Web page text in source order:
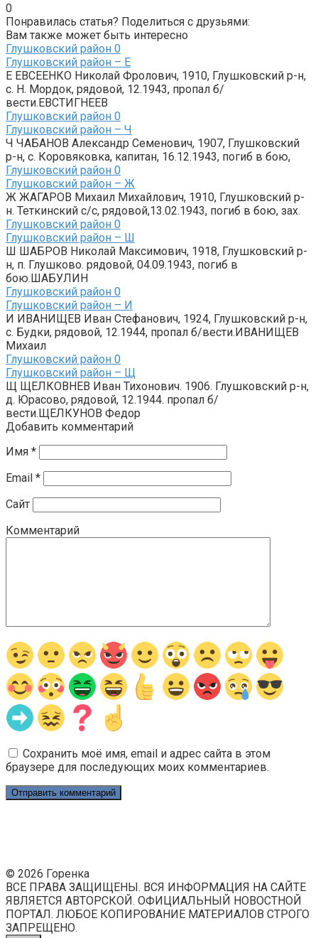
0
Понравилась статья? Поделиться с друзьями:
Вам также может быть интересно
Глушковский район 0
Глушковский район – Е
Е ЕВСЕЕНКО Николай Фролович, 1910, Глушковский р-н,
с. Н. Мордок, рядовой, 12.1943, пропал б/
вести.ЕВСТИГНЕЕВ
Глушковский район 0
Глушковский район – Ч
Ч ЧАБАНОВ Александр Семенович, 1907, Глушковский
р-н, с. Коровяковка, капитан, 16.12.1943, погиб в бою,
Глушковский район 0
Глушковский район – Ж
Ж ЖАГАРОВ Михаил Михайлович, 1910, Глушковский р-
н. Теткинский с/с, рядовой,13.02.1943, погиб в бою, зах.
Глушковский район 0
Глушковский район – Ш
Ш ШАБРОВ Николай Максимович, 1918, Глушковский р-
н, п. Глушково. рядовой, 04.09.1943, погиб в
бою.ШАБУЛИН
Глушковский район 0
Глушковский район – И
И ИВАНИЩЕВ Иван Стефанович, 1924, Глушковский р-н,
с. Будки, рядовой, 12.1944, пропал б/вести.ИВАНИЩЕВ
Михаил
Глушковский район 0
Глушковский район – Щ
Щ ЩЕЛКОВНЕВ Иван Тихонович. 1906. Глушковский р-н,
д. Юрасово, рядовой, 12.1944. пропал б/
вести.ЩЕЛКУНОВ Федор
Добавить комментарий
Имя *
Email *
Сайт
Комментарий
Сохранить моё имя, email и адрес сайта в этом
браузере для последующих моих комментариев.
© 2026 Горенка
ВСЕ ПРАВА ЗАЩИЩЕНЫ. ВСЯ ИНФОРМАЦИЯ НА САЙТЕ
ЯВЛЯЕТСЯ АВТОРСКОЙ. ОФИЦИАЛЬНЫЙ НОВОСТНОЙ
ПОРТАЛ. ЛЮБОЕ КОПИРОВАНИЕ МАТЕРИАЛОВ СТРОГО
ЗАПРЕЩЕНО.